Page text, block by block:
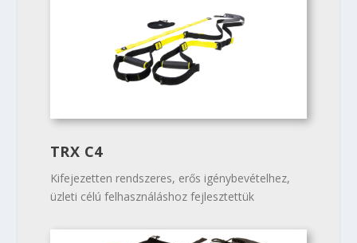
TRX C4
Kifejezetten rendszeres, erős igénybevételhez,
üzleti célú felhasználáshoz fejlesztettük